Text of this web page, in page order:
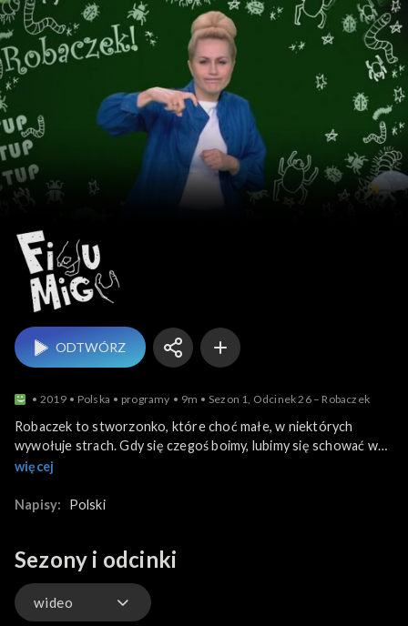
Figu Migu
ODTWÓRZ
2019 Polska programy 9m Sezon 1, Odcinek 26 – Robaczek
Robaczek to stworzonko, które choć małe, w niektórych
wywołuje strach. Gdy się czegoś boimy, lubimy się schować w
jakiś bezpieczne miejsce. Jak pokazać wyraz „chować się” w
się też między innym pokazywania słowa „mały”, „duży” i
więcej
Napisy: Polski
Sezony i odcinki
wideo